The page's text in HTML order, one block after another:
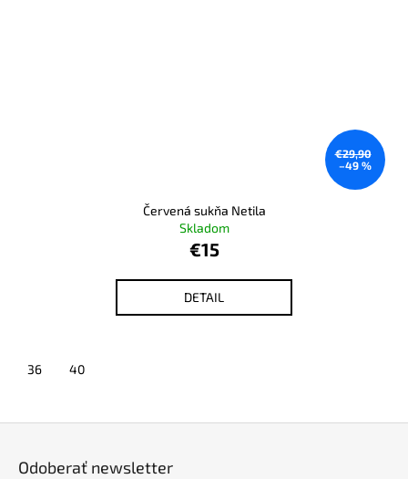
€29,90
–49 %
Červená sukňa Netila
Skladom
€15
DETAIL
36 40
Odoberať newsletter